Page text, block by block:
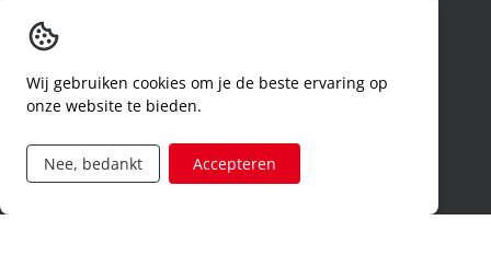
code of conduct
aanvraag rechten ivm privacy
Wij gebruiken cookies om je de beste ervaring op
onze website te bieden.
Nee, bedankt Accepteren